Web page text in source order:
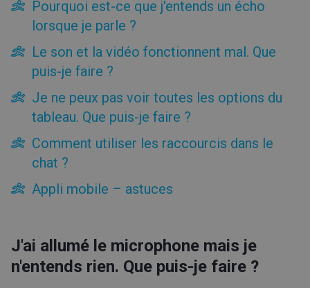
Pour un animateur
Conseils pour la salle d’événement
J'ai allumé le microphone mais je n'entends rien. Que puis-
je faire ?
Le son et la vidéo fonctionnent mal. Que puis-je faire ?
Je ne peux pas voir toutes les options du tableau. Que
Comment utiliser les raccourcis dans le chat ?
Pourquoi est-ce que j'entends un écho
lorsque je parle ?
Le son et la vidéo fonctionnent mal. Que
puis-je faire ?
Je ne peux pas voir toutes les options du
tableau. Que puis-je faire ?
Comment utiliser les raccourcis dans le
chat ?
Appli mobile – astuces
J'ai allumé le microphone mais je
n'entends rien. Que puis-je faire ?